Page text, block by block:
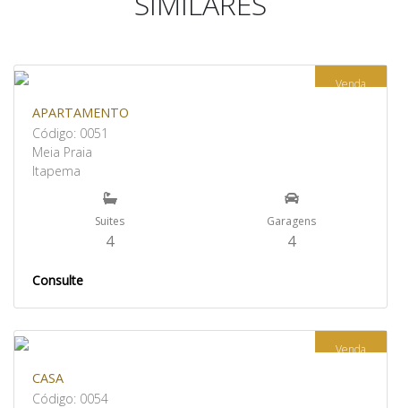
Venda
APARTAMENTO
Código: 0051
Meia Praia
Itapema
Suites
4
Garagens
4
Consulte
Venda
CASA
Código: 0054